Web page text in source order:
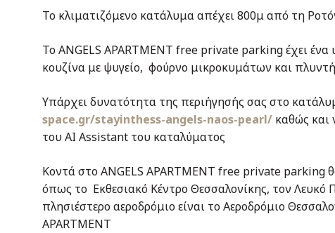
Το κλιματιζόμενο κατάλυμα απέχει 800μ από τη
Το ANGELS APARTMENT free private parking έχει
κουζίνα με ψυγείο, φούρνο μικροκυμάτων και
Υπάρχει δυνατότητα της περιήγησής σας στο
space.gr/stayinthess-angels-naos-pearl/ καθώς και
του ΑΙ Assistant του καταλύματος
Κοντά στο ANGELS APARTMENT free private parking
όπως το Εκθεσιακό Κέντρο Θεσσαλονίκης, τον
πλησιέστερο αεροδρόμιο είναι το Αεροδρόμιο
APARTMENT